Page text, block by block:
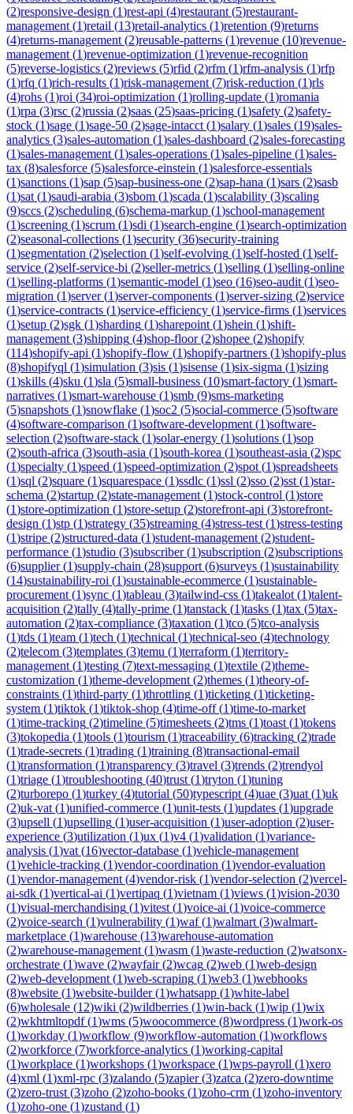
(2)responsive-design (1)rest-api (4)restaurant (5)restaurant-
management (1)retail (13)retail-analytics (1)retention (9)returns
(4)returns-management (2)reusable-patterns (1)revenue (10)revenue-
management (1)revenue-optimization (1)revenue-recognition
(5)reverse-logistics (2)reviews (5)rfid (2)rfm (1)rfm-analysis (1)rfp
(1)rfq (1)rich-results (1)risk-management (7)risk-reduction (1)rls
(4)rohs (1)roi (34)roi-optimization (1)rolling-update (1)romania
(1)rpa (3)rsc (2)russia (2)saas (25)saas-pricing (1)safety (2)safety-
stock (1)sage (1)sage-50 (2)sage-intacct (1)salary (1)sales (19)sales-
analytics (3)sales-automation (1)sales-dashboard (2)sales-forecasting
(1)sales-management (1)sales-operations (1)sales-pipeline (1)sales-
tax (8)salesforce (5)salesforce-einstein (1)salesforce-essentials
(1)sanctions (1)sap (5)sap-business-one (2)sap-hana (1)sars (2)sasb
(1)sat (1)saudi-arabia (3)sbom (1)scada (1)scalability (3)scaling
(9)sccs (2)scheduling (6)schema-markup (1)school-management
(1)screening (1)scrum (1)sdi (1)search-engine (1)search-optimization
(2)seasonal-collections (1)security (36)security-training
(1)segmentation (2)selection (1)self-evolving (1)self-hosted (1)self-
service (2)self-service-bi (2)seller-metrics (1)selling (1)selling-online
(1)selling-platforms (1)semantic-model (1)seo (16)seo-audit (1)seo-
migration (1)server(1)server-components (1)server-sizing (2)service
(1)service-contracts (1)service-efficiency (1)service-firms (1)services
(1)setup (2)sgk (1)sharding (1)sharepoint (1)shein (1)shift-
management (3)shipping (4)shop-floor(2)shopee (2)shopify
(114)shopify-api (1)shopify-flow (1)shopify-partners (1)shopify-plus
(8)shopifyql (1)simulation (3)sis (1)sisense (1)six-sigma (1)sizing
(1)skills (4)sku (1)sla (5)small-business (10)smart-factory (1)smart-
narratives (1)smart-warehouse (1)smb (9)sms-marketing
(5)snapshots (1)snowflake (1)soc2 (5)social-commerce (5)software
(4)software-comparison (1)software-development (1)software-
selection (2)software-stack (1)solar-energy (1)solutions (1)sop
(2)south-africa (3)south-asia (1)south-korea (1)southeast-asia (2)spc
(1)specialty (1)speed (1)speed-optimization (2)spot (1)spreadsheets
(1)sql (2)square (1)squarespace (1)ssdlc (1)ssl (2)sso (2)sst (1)star-
schema (2)startup (2)state-management (1)stock-control (1)store
(1)store-optimization (1)store-setup (2)storefront-api (3)storefront-
design (1)stp (1)strategy (35)streaming (4)stress-test (1)stress-testing
(1)stripe (2)structured-data (1)student-management (2)student-
performance (1)studio (3)subscriber(1)subscription (2)subscriptions
(6)supplier(1)supply-chain (28)support (6)surveys (1)sustainability
(14)sustainability-roi (1)sustainable-ecommerce (1)sustainable-
procurement (1)sync (1)tableau (3)tailwind-css (1)takealot (1)talent-
acquisition (2)tally (4)tally-prime (1)tanstack (1)tasks (1)tax (5)tax-
automation (2)tax-compliance (3)taxation (1)tco (5)tco-analysis
(1)tds (1)team (1)tech (1)technical (1)technical-seo (4)technology
(2)telecom (3)templates (3)temu (1)terraform (1)territory-
management (1)testing (7)text-messaging (1)textile (2)theme-
customization (1)theme-development (2)themes (1)theory-of-
constraints (1)third-party (1)throttling (1)ticketing (1)ticketing-
system (1)tiktok (1)tiktok-shop (4)time-off(1)time-to-market
(1)time-tracking (2)timeline (5)timesheets (2)tms (1)toast (1)tokens
(3)tokopedia (1)tools (1)tourism (1)traceability (6)tracking (2)trade
(1)trade-secrets (1)trading (1)training (8)transactional-email
(1)transformation (1)transparency (3)travel (3)trends (2)trendyol
(1)triage (1)troubleshooting (40)trust (1)tryton (1)tuning
(2)turborepo (1)turkey (4)tutorial (50)typescript (4)uae (3)uat (1)uk
(2)uk-vat (1)unified-commerce (1)unit-tests (1)updates (1)upgrade
(3)upsell (1)upselling (1)user-acquisition (1)user-adoption (2)user-
experience (3)utilization (1)ux (1)v4 (1)validation (1)variance-
analysis (1)vat (16)vector-database (1)vehicle-management
(1)vehicle-tracking (1)vendor-coordination (1)vendor-evaluation
(1)vendor-management (4)vendor-risk (1)vendor-selection (2)vercel-
ai-sdk (1)vertical-ai (1)vertipaq (1)vietnam (1)views (1)vision-2030
(1)visual-merchandising (1)vitest (1)voice-ai (1)voice-commerce
(2)voice-search (1)vulnerability (1)waf(1)walmart (3)walmart-
marketplace (1)warehouse (13)warehouse-automation
(2)warehouse-management (1)wasm (1)waste-reduction (2)watsonx-
orchestrate (1)wave (2)wayfair(2)wcag (2)web (1)web-design
(2)web-development (1)web-scraping (1)web3 (1)webhooks
(8)website (1)website-builder(1)whatsapp (1)white-label
(6)wholesale (12)wiki (2)wildberries (1)win-back (1)wip (1)wix
(2)wkhtmltopdf(1)wms (5)woocommerce (8)wordpress (1)work-os
(1)workday (1)workflow (9)workflow-automation (1)workflows
(2)workforce (7)workforce-analytics (1)working-capital
(1)workplace (1)workshops (1)workspace (1)wps-payroll (1)xero
(4)xml (1)xml-rpc (3)zalando (5)zapier(3)zatca (2)zero-downtime
(2)zero-trust (3)zoho (2)zoho-books (1)zoho-crm (1)zoho-inventory
(1)zoho-one (1)zustand (1)